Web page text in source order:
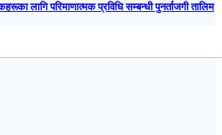
लागि परिमाणात्मक प्रविधि सम्बन्धी पुनर्ताजगी तालिम